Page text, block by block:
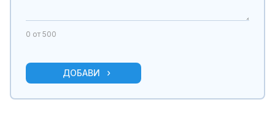
0 от 500
ДОБАВИ